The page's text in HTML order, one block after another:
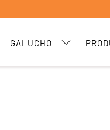
GALUCHO